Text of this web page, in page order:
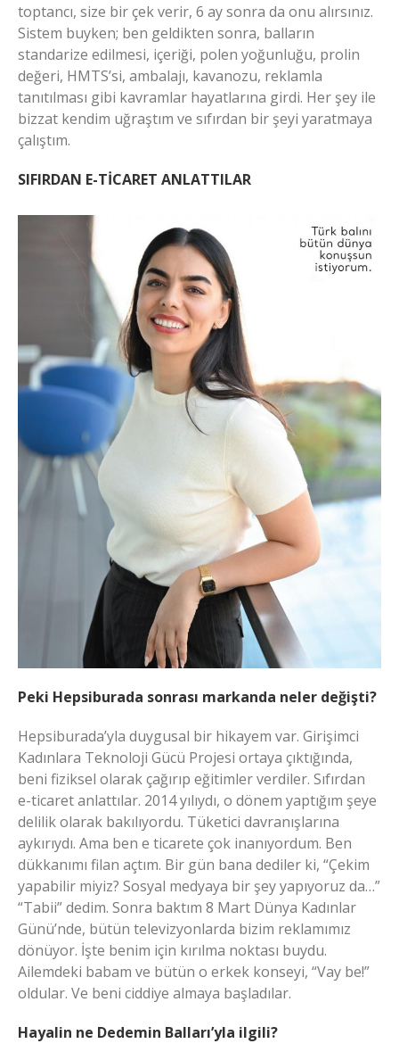
toptancı, size bir çek verir, 6 ay sonra da onu alırsınız.
Sistem buyken; ben geldikten sonra, balların
standarize edilmesi, içeriği, polen yoğunluğu, prolin
değeri, HMTS’si, ambalajı, kavanozu, reklamla
tanıtılması gibi kavramlar hayatlarına girdi. Her şey ile
bizzat kendim uğraştım ve sıfırdan bir şeyi yaratmaya
çalıştım.
SIFIRDAN E-TİCARET ANLATTILAR
Peki Hepsiburada sonrası markanda neler değişti?
Hepsiburada’yla duygusal bir hikayem var. Girişimci
Kadınlara Teknoloji Gücü Projesi ortaya çıktığında,
beni fiziksel olarak çağırıp eğitimler verdiler. Sıfırdan
e-ticaret anlattılar. 2014 yılıydı, o dönem yaptığım şeye
delilik olarak bakılıyordu. Tüketici davranışlarına
aykırıydı. Ama ben e ticarete çok inanıyordum. Ben
dükkanımı filan açtım. Bir gün bana dediler ki, “Çekim
yapabilir miyiz? Sosyal medyaya bir şey yapıyoruz da…”
“Tabii” dedim. Sonra baktım 8 Mart Dünya Kadınlar
Günü’nde, bütün televizyonlarda bizim reklamımız
dönüyor. İşte benim için kırılma noktası buydu.
Ailemdeki babam ve bütün o erkek konseyi, “Vay be!”
oldular. Ve beni ciddiye almaya başladılar.
Hayalin ne Dedemin Balları’yla ilgili?